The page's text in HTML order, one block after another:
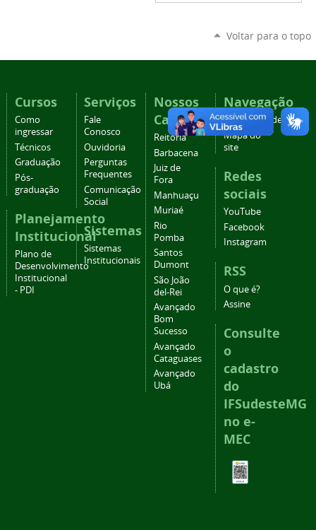
Voltar para o topo
Cursos
Como
ingressar
Técnicos
Graduação
Pós-
graduação
Planejamento
Institucional
Plano de
Desenvolvimento
Institucional
- PDI
Serviços
Fale
Conosco
Ouvidoria
Perguntas
Frequentes
Comunicação
Social
Sistemas
Sistemas
Institucionais
Nossos
Campi
Reitoria
Barbacena
Juiz de
Fora
Manhuaçu
Muriaé
Rio
Pomba
Santos
Dumont
São João
del-Rei
Avançado
Bom
Sucesso
Avançado
Cataguases
Avançado
Ubá
Navegação
Acessibilidade
Mapa do
site
Redes
sociais
YouTube
Facebook
Instagram
RSS
O que é?
Assine
Consulte
o
cadastro
do
IFSudesteMG
no e-
MEC